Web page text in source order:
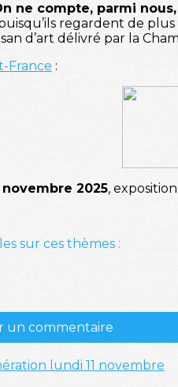
ne compte, parmi
regardent de
d’art délivré par la
France :
2025, exposition
sur ces thèmes :
un commentaire